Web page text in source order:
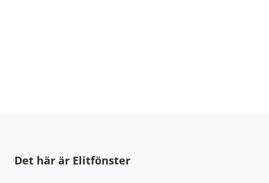
Det här är Elitfönster